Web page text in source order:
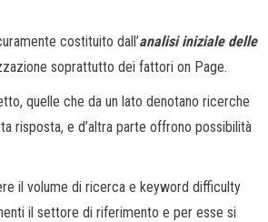
costituito dall’analisi iniziale delle
soprattutto dei fattori on Page.
quelle che da un lato denotano ricerche
risposta, e d’altra parte offrono possibilità
il volume di ricerca e keyword difficulty
il settore di riferimento e per esse si